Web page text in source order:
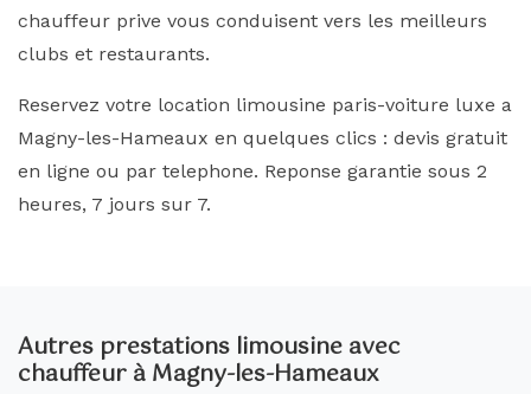
chauffeur prive vous conduisent vers les meilleurs
clubs et restaurants.
Reservez votre location limousine paris-voiture luxe a
Magny-les-Hameaux en quelques clics : devis gratuit
en ligne ou par telephone. Reponse garantie sous 2
heures, 7 jours sur 7.
Autres prestations limousine avec
chauffeur à Magny-les-Hameaux